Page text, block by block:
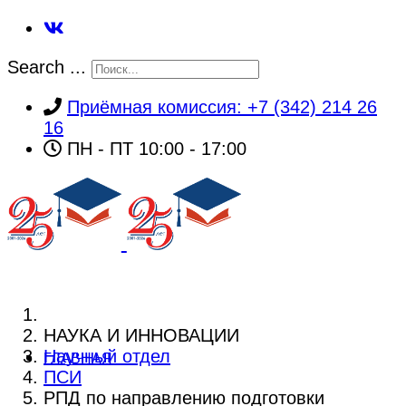
Search ...
Приёмная комиссия: +7 (342) 214 26
16
ПН - ПТ 10:00 - 17:00
ГЛАВНАЯ
НАУКА И ИННОВАЦИИ
Научный отдел
ПСИ
РПД по направлению подготовки